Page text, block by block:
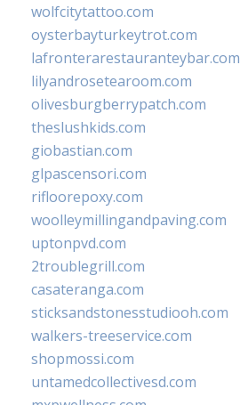
wolfcitytattoo.com
oysterbayturkeytrot.com
lafronterarestauranteybar.com
lilyandrosetearoom.com
olivesburgberrypatch.com
theslushkids.com
giobastian.com
glpascensori.com
rifloorepoxy.com
woolleymillingandpaving.com
uptonpvd.com
2troublegrill.com
casateranga.com
sticksandstonesstudiooh.com
walkers-treeservice.com
shopmossi.com
untamedcollectivesd.com